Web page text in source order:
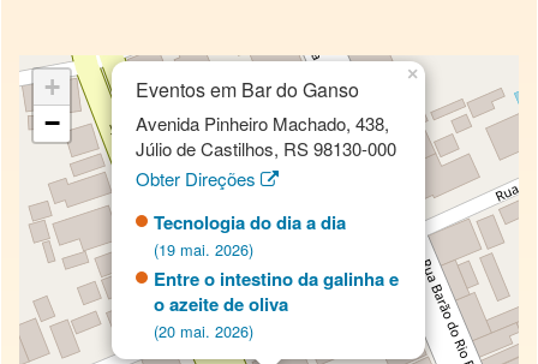
Eventos em Bar do Ganso
Avenida Pinheiro Machado, 438,
Júlio de Castilhos, RS 98130-000
Obter Direções
Tecnologia do dia a dia
(19 mai. 2026)
Entre o intestino da galinha e
o azeite de oliva
(20 mai. 2026)
×
+
−